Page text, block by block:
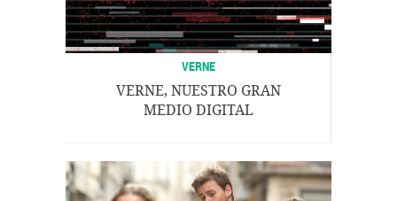
VERNE
VERNE, NUESTRO GRAN
MEDIO DIGITAL